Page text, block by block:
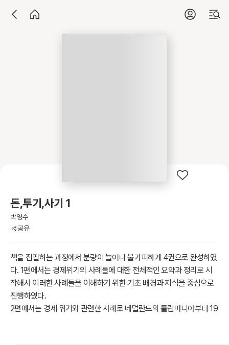
돈,투기,사기 1
박영수
공유
책을 집필하는 과정에서 분량이 늘어나 불가피하게 4권으로 완성하였
다. 1편에서는 경제위기의 사례들에 대한 전체적인 요약과 정리로 시
작해서 이러한 사례들을 이해하기 위한 기초 배경과 지식을 중심으로
진행하였다.
2편에서는 경제 위기와 관련한 사례로 네덜란드의 튤립마니아부터 19